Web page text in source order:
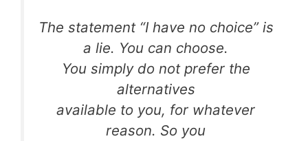
The statement “I have no choice” is
a lie. You can choose.
You simply do not prefer the
alternatives
available to you, for whatever
reason. So you